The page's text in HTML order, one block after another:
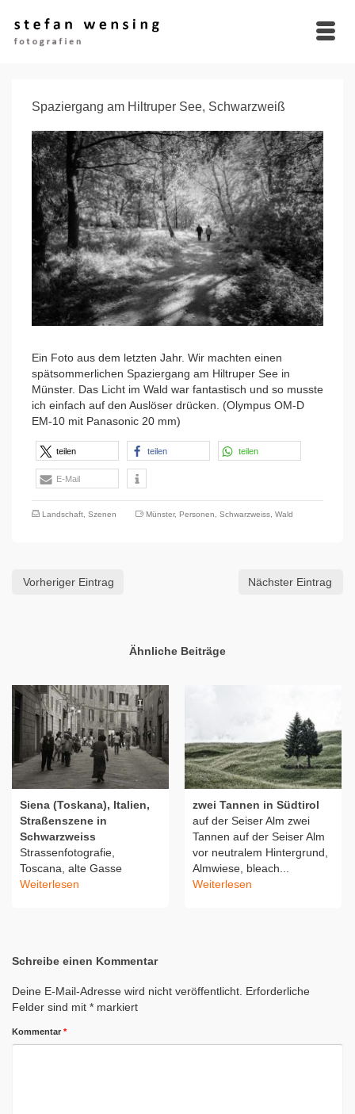
Spaziergang am Hiltruper See, Schwarzweiß
Ein Foto aus dem letzten Jahr. Wir machten einen
spätsommerlichen Spaziergang am Hiltruper See in
Münster. Das Licht im Wald war fantastisch und so musste
ich einfach auf den Auslöser drücken. (Olympus OM-D
EM-10 mit Panasonic 20 mm)
teilen teilen teilen
E-Mail
Landschaft Szenen Münster, Personen Schwarzweiss Wald
Vorheriger Eintrag Nächster Eintrag
Ähnliche Beiträge
Siena (Toskana), Italien,
Straßenszene in
Schwarzweiss
Strassenfotografie,
Toscana, alte Gasse
Weiterlesen
zwei Tannen in Südtirol
auf der Seiser Alm zwei
Tannen auf der Seiser Alm
vor neutralem Hintergrund,
Almwiese, bleach...
Weiterlesen
Schreibe einen Kommentar
Deine E-Mail-Adresse wird nicht veröffentlicht. Erforderliche
Felder sind mit * markiert
Kommentar *